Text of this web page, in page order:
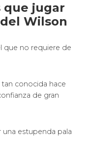
que jugar
Wilson
que no requiere de
conocida hace
de gran
una estupenda pala